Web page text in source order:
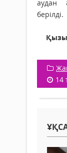
аудан
берілді.
14